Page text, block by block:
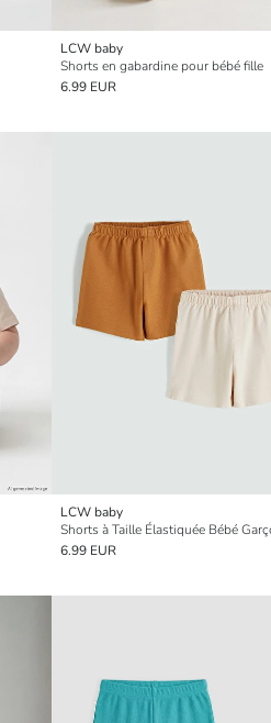
LCW baby
Shorts en gabardine pour bébé fille
6.99 EUR
LCW baby
6.99 EUR